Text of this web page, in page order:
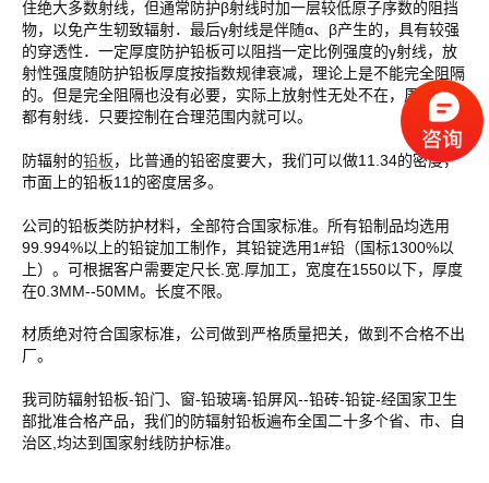
住绝大多数射线，但通常防护β射线时加一层较低原子序数的阻挡
物，以免产生轫致辐射．最后γ射线是伴随α、β产生的，具有较强
的穿透性．一定厚度防护铅板可以阻挡一定比例强度的γ射线，放
射性强度随防护铅板厚度按指数规律衰减，理论上是不能完全阻隔
的。但是完全阻隔也没有必要，实际上放射性无处不在，周围空间
都有射线．只要控制在合理范围内就可以。
防辐射的铅板，比普通的铅密度要大，我们可以做11.34的密度，
市面上的铅板11的密度居多。
公司的铅板类防护材料，全部符合国家标准。所有铅制品均选用
99.994%以上的铅锭加工制作，其铅锭选用1#铅（国标1300%以
上）。可根据客户需要定尺长.宽.厚加工，宽度在1550以下，厚度
在0.3MM--50MM。长度不限。
材质绝对符合国家标准，公司做到严格质量把关，做到不合格不出
厂。
我司防辐射铅板-铅门、窗-铅玻璃-铅屏风--铅砖-铅锭-经国家卫生
部批准合格产品，我们的防辐射铅板遍布全国二十多个省、市、自
治区,均达到国家射线防护标准。